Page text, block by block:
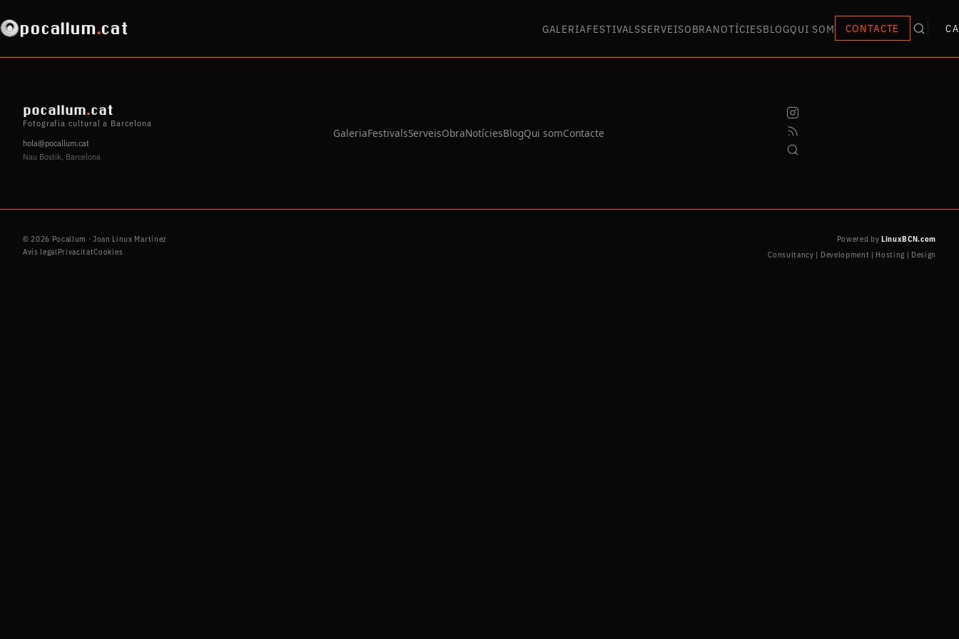
pocallum.cat GALERIAFESTIVALSSERVEISOBRANOTÍCIESBLOGQUI SOM CONTACTE CA
pocallum.cat
Fotografia cultural a Barcelona
hola@pocallum.cat
Nau Bostik, Barcelona
GaleriaFestivalsServeisObraNotíciesBlogQui somContacte
© 2026 Pocallum · Joan Linux Martínez
Avís legalPrivacitatCookies
Powered by LinuxBCN.com
Consultancy | Development | Hosting | Design